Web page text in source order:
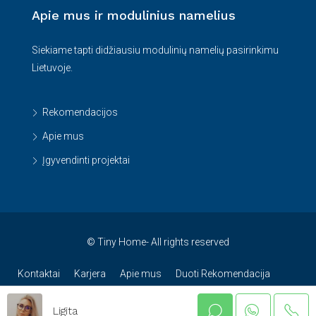
Apie mus ir modulinius namelius
Siekiame tapti didžiausiu modulinių namelių pasirinkimu
Lietuvoje.
Rekomendacijos
Apie mus
Įgyvendinti projektai
© Tiny Home- All rights reserved
Kontaktai Karjera Apie mus
Duoti Rekomendacija
Naujienos
Privatumo nustatymai
Ligita